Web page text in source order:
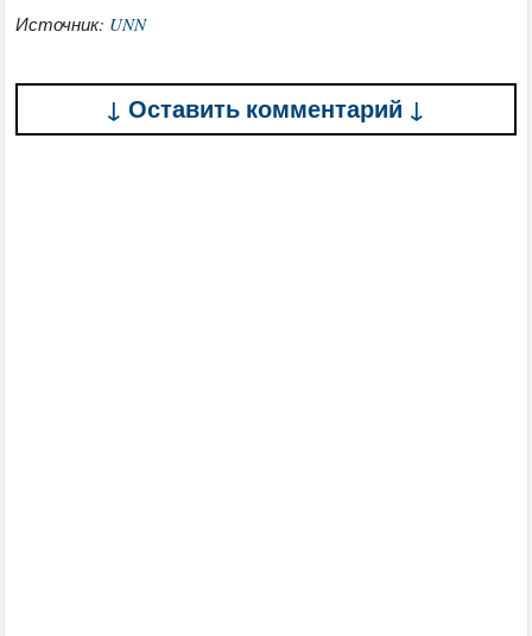
Источник: UNN
↓ Оставить комментарий ↓